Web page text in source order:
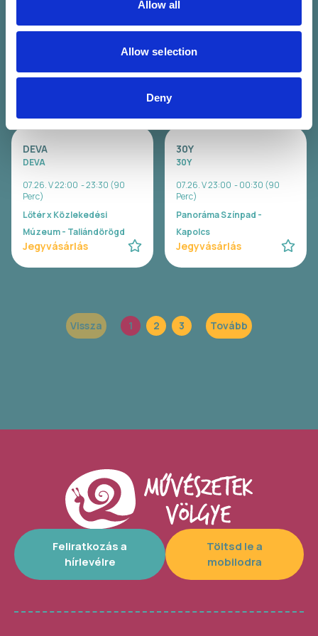
Allow all
Allow selection
Deny
07.26. V 20:00 - 21:00 (60
Múzeum - Taliándörögd
Carson Coma
07.26. V 20:30 - 22:00 (90
Kapolcs
DEVA
DEVA
07.26. V 22:00 - 23:30 (90
Perc)
Lőtér x Közlekedési
Múzeum - Taliándörögd
Jegyvásárlás
30Y
30Y
07.26. V 23:00 - 00:30 (90
Perc)
Panoráma Színpad -
Kapolcs
Jegyvásárlás
Vissza 1 2 3 Tovább
Feliratkozás a
hírlevélre
Töltsd le a
mobilodra